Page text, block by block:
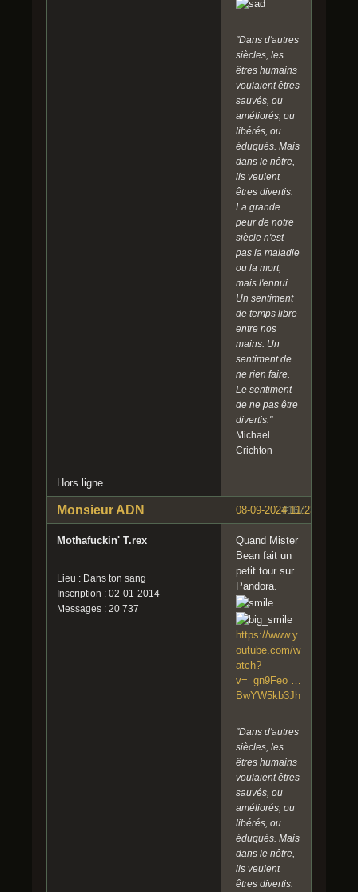
"Dans d'autres
siècles, les
êtres humains
voulaient êtres
sauvés, ou
améliorés, ou
libérés, ou
éduqués. Mais
dans le nôtre,
ils veulent
êtres divertis.
La grande
peur de notre
siècle n'est
pas la maladie
ou la mort,
mais l'ennui.
Un sentiment
de temps libre
entre nos
mains. Un
sentiment de
ne rien faire.
Le sentiment
de ne pas être
divertis."
Michael
Crichton
Hors ligne
#167
08-09-2024 11:23:59
Monsieur ADN
Mothafuckin' T.rex
Lieu : Dans ton sang
Inscription : 02-01-2014
Messages : 20 737
Quand Mister
Bean fait un
petit tour sur
Pandora.
https://www.y
outube.com/w
atch?
v=_gn9Feo …
BwYW5kb3Jh
"Dans d'autres
siècles, les
êtres humains
voulaient êtres
sauvés, ou
améliorés, ou
libérés, ou
éduqués. Mais
dans le nôtre,
ils veulent
êtres divertis.